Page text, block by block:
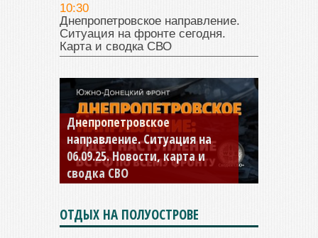
10:30
Днепропетровское направление.
Ситуация на фронте сегодня.
Карта и сводка СВО
Константиновское
направление. Ситуация на
04.09.25 Новости, карта и
сводка СВО
ОТДЫХ НА ПОЛУОСТРОВЕ